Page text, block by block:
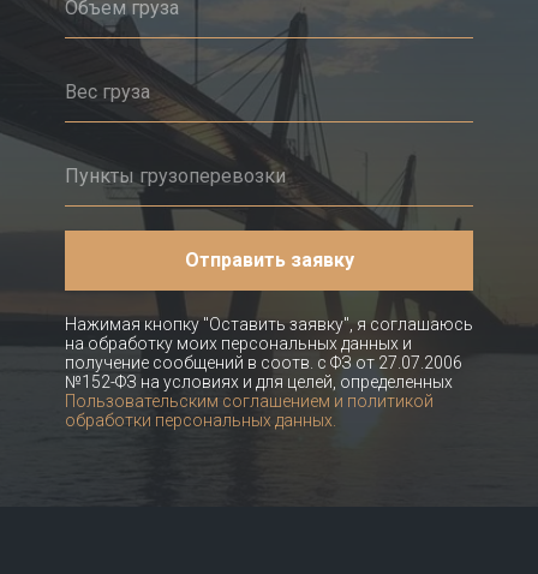
Отправить заявку
Нажимая кнопку "Оставить заявку", я соглашаюсь
на обработку моих персональных данных и
получение сообщений в соотв. с ФЗ от 27.07.2006
№152-ФЗ на условиях и для целей, определенных
Пользовательским соглашением и политикой
обработки персональных данных.